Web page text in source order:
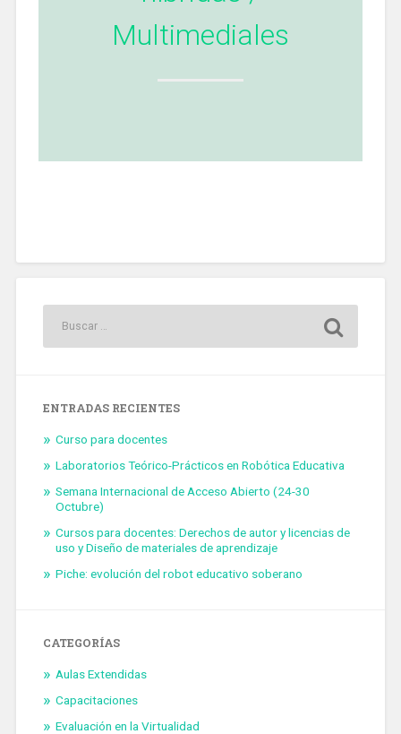
Multimediales
ENTRADAS RECIENTES
Curso para docentes
Laboratorios Teórico-Prácticos en Robótica Educativa
Semana Internacional de Acceso Abierto (24-30
Octubre)
Cursos para docentes: Derechos de autor y licencias de
uso y Diseño de materiales de aprendizaje
Piche: evolución del robot educativo soberano
CATEGORÍAS
Aulas Extendidas
Capacitaciones
Evaluación en la Virtualidad